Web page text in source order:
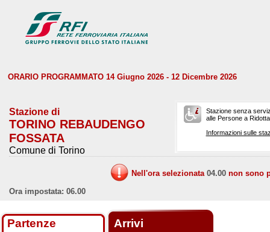
ORARIO PROGRAMMATO 14 Giugno 2026 - 12 Dicembre 2026
Stazione di
TORINO REBAUDENGO
FOSSATA
Comune di Torino
Stazione senza
alle Persone a
Informazioni sulle
Nell'ora selezionata 04.00 non sono
Ora impostata: 06.00
Partenze Arrivi